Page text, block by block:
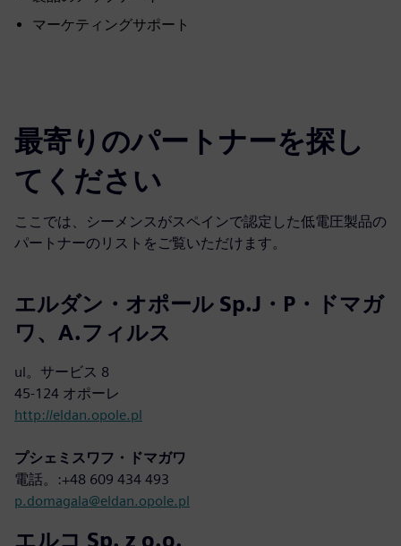
マーケティングサポート
最寄りのパートナーを探し
てください
ここでは、シーメンスがスペインで認定した低電圧製品の
パートナーのリストをご覧いただけます。
エルダン・オポール Sp.J・P・ドマガ
ワ、A.フィルス
ul。サービス 8
45-124 オポーレ
http://eldan.opole.pl
プシェミスワフ・ドマガワ
電話。:+48 609 434 493
p.domagala@eldan.opole.pl
エルコ Sp. z o.o.